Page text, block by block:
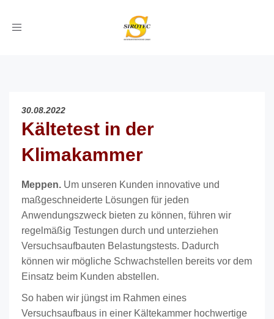
Toggle
30.08.2022
Kältetest in der
Klimakammer
Meppen. Um unseren Kunden innovative und
maßgeschneiderte Lösungen für jeden
Anwendungszweck bieten zu können, führen wir
regelmäßig Testungen durch und unterziehen
Versuchsaufbauten Belastungstests. Dadurch
können wir mögliche Schwachstellen bereits vor dem
Einsatz beim Kunden abstellen.
So haben wir jüngst im Rahmen eines
Versuchsaufbaus in einer Kältekammer hochwertige